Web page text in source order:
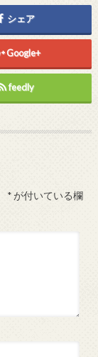
シェア
Google+
feedly
*が付いている欄